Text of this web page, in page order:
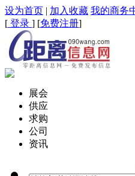
设为首页 | 加入收藏 我的商务
[ 登录 ] [免费注册]
展会
供应
求购
公司
资讯